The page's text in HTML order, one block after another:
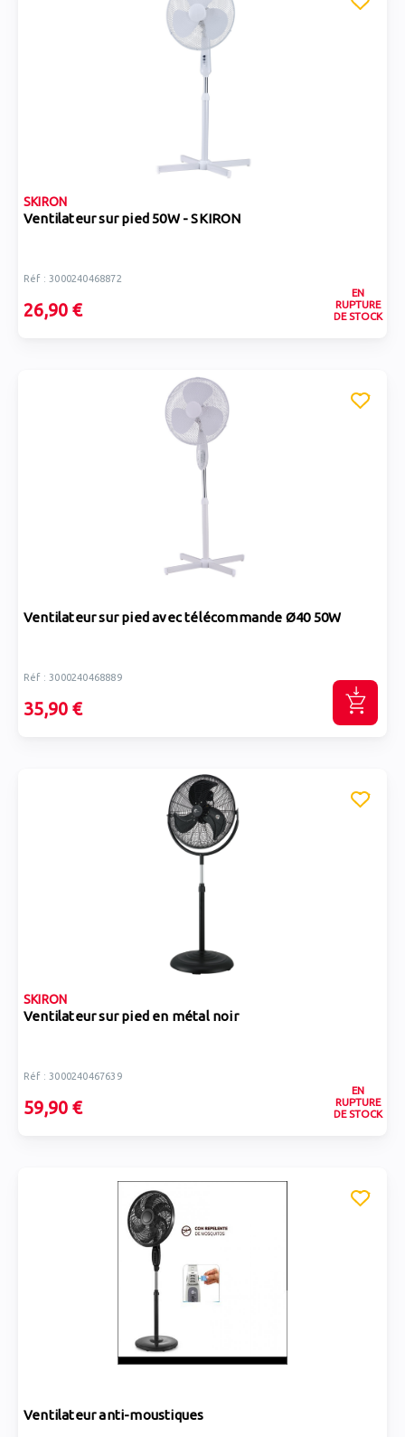
SKIRON
Ventilateur sur pied 50W - SKIRON
Réf : 3000240468872
26,90 €
EN
RUPTURE
DE STOCK
Ventilateur sur pied avec télécommande Ø40 50W
Réf : 3000240468889
35,90 €
SKIRON
Ventilateur sur pied en métal noir
Réf : 3000240467639
59,90 €
EN
RUPTURE
DE STOCK
Ventilateur anti-moustiques